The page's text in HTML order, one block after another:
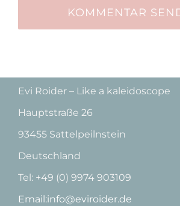
Evi Roider – Like a kaleidoscope
Hauptstraße 26
93455 Sattelpeilnstein
Deutschland
Tel: +49 (0) 9974 903109
Email:info@eviroider.de